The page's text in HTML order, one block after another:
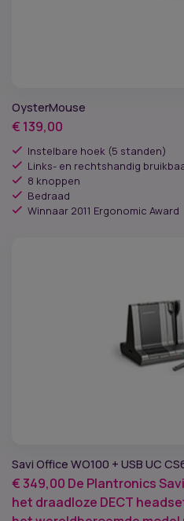
OysterMouse
€ 139,00
Instelbare hoek (5 standen)
Links- en rechtshandig
8 knoppen
Bedraad
Winnaar 2011 Ergonomic Award
Savi Office WO100 + USB UC
€349,00 De Plantronics
het draadloze DECT